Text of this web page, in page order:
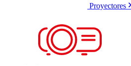
Proyectores